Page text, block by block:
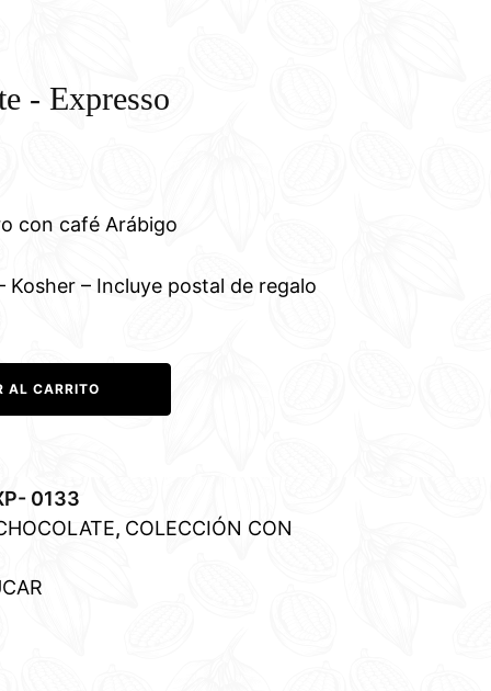
- Expresso
con café Arábigo
Kosher – Incluye postal de regalo
AL CARRITO
0133
, COLECCIÓN CON